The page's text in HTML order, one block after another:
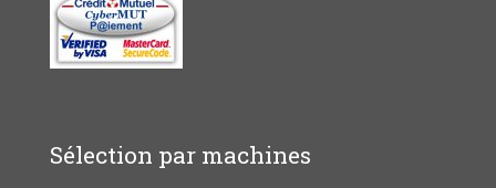
Sélection par machines